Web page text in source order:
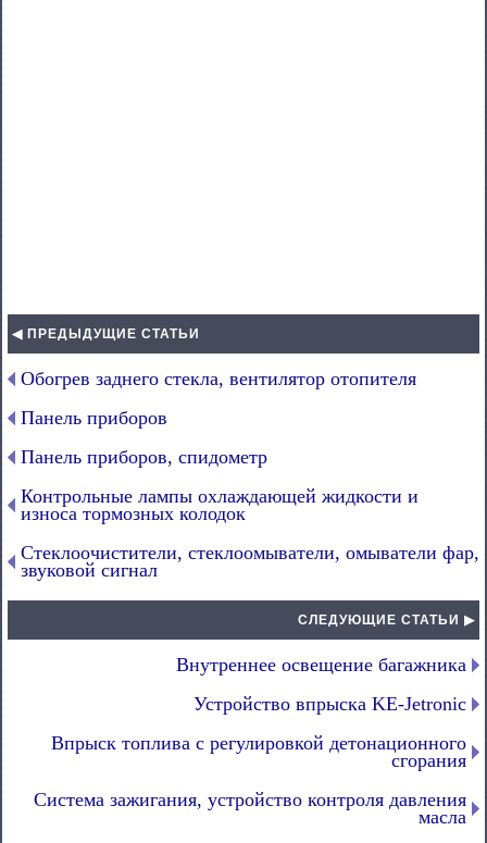
◀ ПРЕДЫДУЩИЕ СТАТЬИ
Обогрев заднего стекла, вентилятор отопителя
Панель приборов
Панель приборов, спидометр
Контрольные лампы охлаждающей жидкости и
износа тормозных колодок
Стеклоочистители, стеклоомыватели, омыватели фар,
звуковой сигнал
СЛЕДУЮЩИЕ СТАТЬИ ▶
Внутреннее освещение багажника
Устройство впрыска KE-Jetronic
Впрыск топлива с регулировкой детонационного
сгорания
Система зажигания, устройство контроля давления
масла